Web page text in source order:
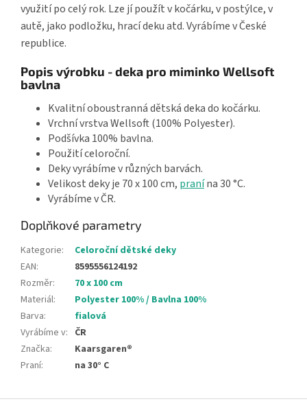
využití po celý rok. Lze jí použít v kočárku, v postýlce, v
autě, jako podložku, hrací deku atd. Vyrábíme v České
republice.
Popis výrobku - deka pro miminko Wellsoft
bavlna
Kvalitní oboustranná dětská deka do kočárku.
Vrchní vrstva Wellsoft (100% Polyester).
Podšívka 100% bavlna.
Použití celoroční.
Deky vyrábíme v různých barvách.
Velikost deky je 70 x 100 cm, pranína 30 °C.
Vyrábíme v ČR.
Doplňkové parametry
Kategorie:
Celoroční dětské deky
EAN:
8595556124192
Rozměr:
70 x 100 cm
Materiál:
Polyester 100% / Bavlna 100%
Barva:
fialová
Vyrábíme v: ČR
Značka:
Kaarsgaren®
Praní: na 30° C